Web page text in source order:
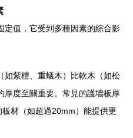
定值，它受到多種因素的綜合影
如紫檀、重蟻木）比軟木（如松
厚度至關重要。常見的護墻板厚
材（如超過20mm）能提供更